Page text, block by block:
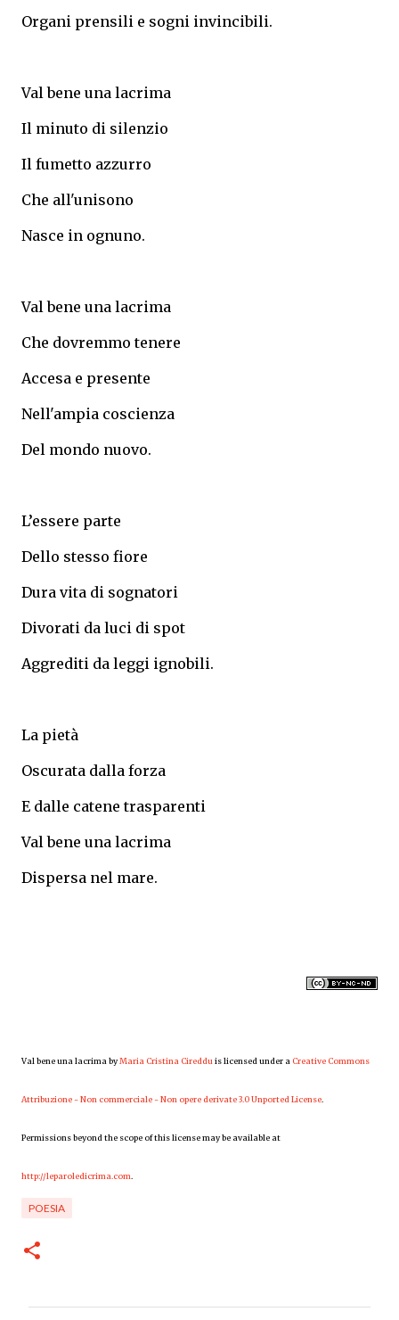
Organi prensili e sogni invincibili.
Val bene una lacrima
Il minuto di silenzio
Il fumetto azzurro
Che all'unisono
Nasce in ognuno.
Val bene una lacrima
Che dovremmo tenere
Accesa e presente
Nell'ampia coscienza
Del mondo nuovo.
L’essere parte
Dello stesso fiore
Dura vita di sognatori
Divorati da luci di spot
Aggrediti da leggi ignobili.
La pietà
Oscurata dalla forza
E dalle catene trasparenti
Val bene una lacrima
Dispersa nel mare.
Val bene una lacrima byMaria Cristina Cireddu is licensed under a Creative Commons
Attribuzione - Non commerciale - Non opere derivate 3.0 Unported License
Permissions beyond the scope of this license may be available at
http://leparoledicrima.com
POESIA